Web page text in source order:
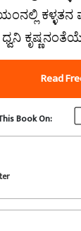
ಕಳ್ಳತನ
Read
Book On: